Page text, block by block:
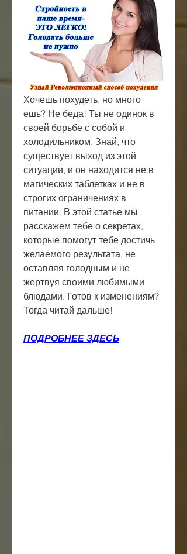
Хочешь похудеть, но много
ешь? Не беда! Ты не одинок в
своей борьбе с собой и
холодильником. Знай, что
существует выход из этой
ситуации, и он находится не в
магических таблетках и не в
строгих ограничениях в
питании. В этой статье мы
расскажем тебе о секретах,
которые помогут тебе достичь
желаемого результата, не
оставляя голодным и не
жертвуя своими любимыми
блюдами. Готов к изменениям?
Тогда читай дальше!
ПОДРОБНЕЕ ЗДЕСЬ